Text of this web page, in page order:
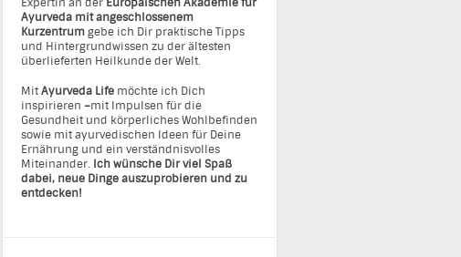
Expertin an der Europäischen Akademie für
Ayurveda mit angeschlossenem
Kurzentrumgebe ich Dir praktische Tipps
und Hintergrundwissen zu der ältesten
überlieferten Heilkunde der Welt.
MitAyurveda Life möchte ich Dich
inspirieren –mit Impulsen für die
Gesundheit und körperliches Wohlbefinden
sowie mit ayurvedischen Ideen für Deine
Ernährung und ein verständnisvolles
Miteinander. Ich wünsche Dir viel Spaß
dabei, neue Dinge auszuprobieren und zu
entdecken!